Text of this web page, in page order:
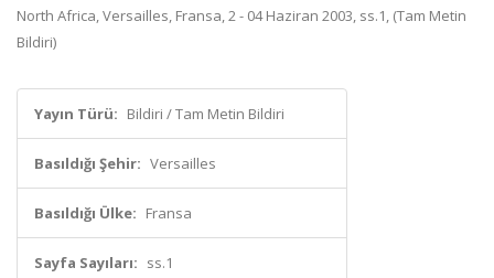
North Africa, Versailles, Fransa, 2 - 04 Haziran 2003, ss.1, (Tam Metin
Bildiri)
Yayın Türü: Bildiri / Tam Metin Bildiri
Basıldığı Şehir: Versailles
Basıldığı Ülke: Fransa
Sayfa Sayıları: ss.1